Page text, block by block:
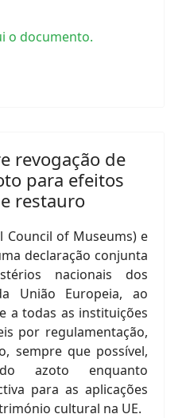
o documento.
revogação de
para efeitos
restauro
Council of Museums) e
declaração conjunta
nacionais dos
União Europeia, ao
a todas as instituições
por regulamentação,
sempre que possível,
azoto enquanto
para as aplicações
cultural na UE.